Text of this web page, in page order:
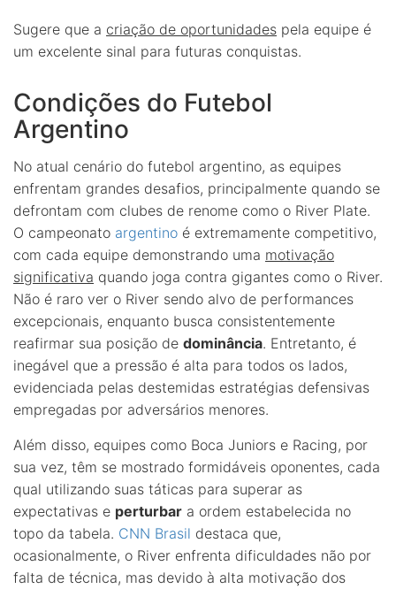
Sugere que a criação de oportunidades pela equipe é
um excelente sinal para futuras conquistas.
Condições do Futebol
Argentino
No atual cenário do futebol argentino, as equipes
enfrentam grandes desafios, principalmente quando se
defrontam com clubes de renome como o River Plate.
O campeonato argentino é extremamente competitivo,
com cada equipe demonstrando uma motivação
significativa quando joga contra gigantes como o River.
Não é raro ver o River sendo alvo de performances
excepcionais, enquanto busca consistentemente
reafirmar sua posição de dominância. Entretanto, é
inegável que a pressão é alta para todos os lados,
evidenciada pelas destemidas estratégias defensivas
empregadas por adversários menores.
Além disso, equipes como Boca Juniors e Racing, por
sua vez, têm se mostrado formidáveis oponentes, cada
qual utilizando suas táticas para superar as
expectativas e perturbar a ordem estabelecida no
topo da tabela. CNN Brasil destaca que,
ocasionalmente, o River enfrenta dificuldades não por
falta de técnica, mas devido à alta motivação dos